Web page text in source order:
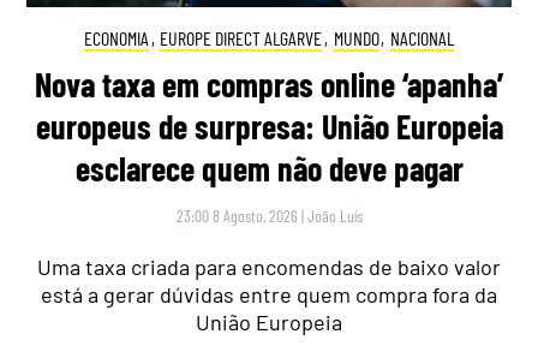
ECONOMIA , EUROPE DIRECT ALGARVE, MUNDO, NACIONAL
Nova taxa em compras online ‘apanha’
europeus de surpresa: União Europeia
esclarece quem não deve pagar
23:00 8 Agosto, 2026 |João Luís
Uma taxa criada para encomendas de baixo valor
está a gerar dúvidas entre quem compra fora da
União Europeia